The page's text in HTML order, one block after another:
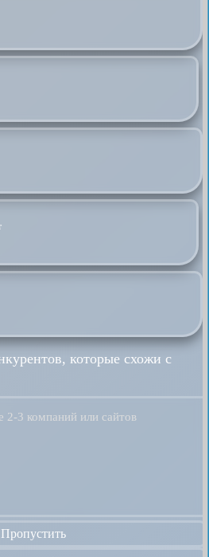
которые схожи с
2-3 компаний или сайтов
Пропустить